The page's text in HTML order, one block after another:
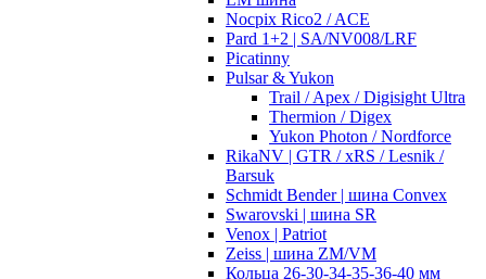
Nocpix Rico2 / ACE
Pard 1+2 | SA/NV008/LRF
Picatinny
Pulsar & Yukon
Trail / Apex / Digisight Ultra
Thermion / Digex
Yukon Photon / Nordforce
RikaNV | GTR / xRS / Lesnik /
Barsuk
Schmidt Bender | шина Convex
Swarovski | шина SR
Venox | Patriot
Zeiss | шина ZM/VM
Кольца 26-30-34-35-36-40 мм